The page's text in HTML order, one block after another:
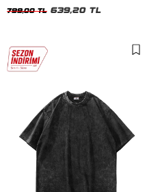
799,00 TL 639,20 TL